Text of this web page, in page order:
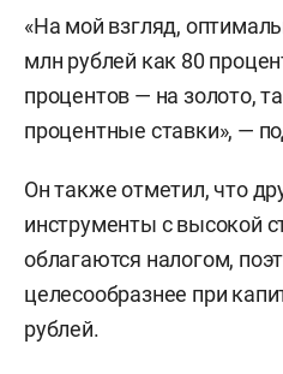
«На мой взгляд,
млн рублей как 80
процентов — на золото,
процентные ставки», —
Он также отметил, что
инструменты с высокой
облагаются налогом,
целесообразнее при
рублей.